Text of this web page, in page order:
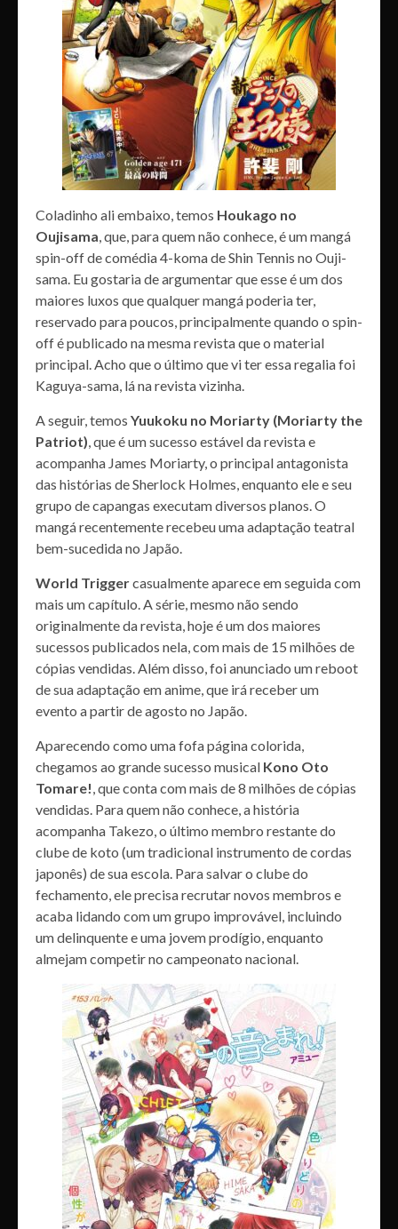
Coladinho ali embaixo, temos Houkago no
Oujisama , que, para quem não conhece, é um mangá
spin-off de comédia 4-koma de Shin Tennis no Ouji-
sama. Eu gostaria de argumentar que esse é um dos
maiores luxos que qualquer mangá poderia ter,
reservado para poucos, principalmente quando o spin-
off é publicado na mesma revista que o material
principal. Acho que o último que vi ter essa regalia foi
Kaguya-sama, lá na revista vizinha.
A seguir, temos Yuukoku no Moriarty (Moriarty the
Patriot) , que é um sucesso estável da revista e
acompanha James Moriarty, o principal antagonista
das histórias de Sherlock Holmes, enquanto ele e seu
grupo de capangas executam diversos planos. O
mangá recentemente recebeu uma adaptação teatral
bem-sucedida no Japão.
World Triggercasualmente aparece em seguida com
mais um capítulo. A série, mesmo não sendo
originalmente da revista, hoje é um dos maiores
sucessos publicados nela, com mais de 15 milhões de
cópias vendidas. Além disso, foi anunciado um reboot
de sua adaptação em anime, que irá receber um
evento a partir de agosto no Japão.
Aparecendo como uma fofa página colorida,
chegamos ao grande sucesso musical Kono Oto
Tomare! , que conta com mais de 8 milhões de cópias
vendidas. Para quem não conhece, a história
acompanha Takezo, o último membro restante do
clube de koto (um tradicional instrumento de cordas
japonês) de sua escola. Para salvar o clube do
fechamento, ele precisa recrutar novos membros e
acaba lidando com um grupo improvável, incluindo
um delinquente e uma jovem prodígio, enquanto
almejam competir no campeonato nacional.